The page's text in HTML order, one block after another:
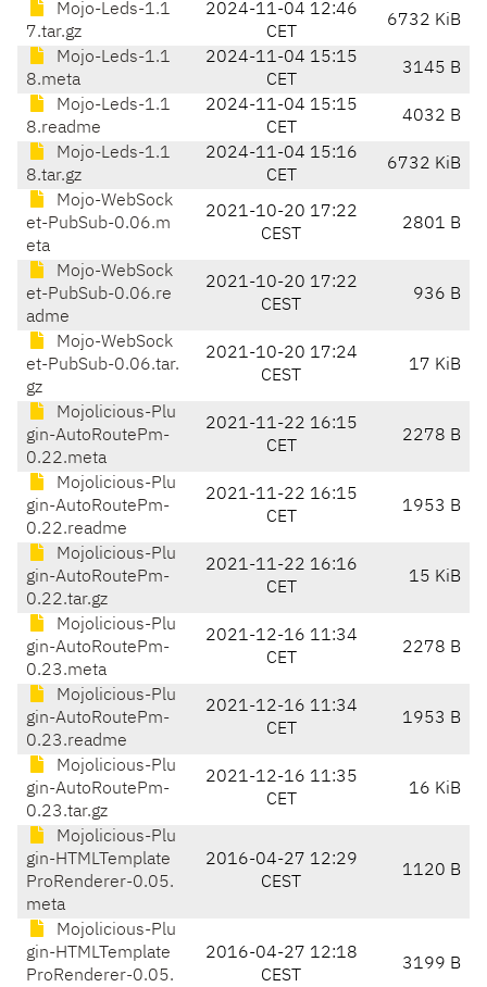
Mojo-Leds-1.1
7.tar.gz
2024-11-04 12:46
CET
6732 KiB
Mojo-Leds-1.1
8.meta
2024-11-04 15:15
CET
3145 B
Mojo-Leds-1.1
8.readme
2024-11-04 15:15
CET
4032 B
Mojo-Leds-1.1
8.tar.gz
2024-11-04 15:16
CET
6732 KiB
Mojo-WebSock
et-PubSub-0.06.m
eta
2021-10-20 17:22
CEST
2801 B
Mojo-WebSock
et-PubSub-0.06.re
adme
2021-10-20 17:22
CEST
936 B
Mojo-WebSock
et-PubSub-0.06.tar.
gz
2021-10-20 17:24
CEST
17 KiB
Mojolicious-Plu
gin-AutoRoutePm-
0.22.meta
2021-11-22 16:15
CET
2278 B
Mojolicious-Plu
gin-AutoRoutePm-
0.22.readme
2021-11-22 16:15
CET
1953 B
Mojolicious-Plu
gin-AutoRoutePm-
0.22.tar.gz
2021-11-22 16:16
CET
15 KiB
Mojolicious-Plu
gin-AutoRoutePm-
0.23.meta
2021-12-16 11:34
CET
2278 B
Mojolicious-Plu
gin-AutoRoutePm-
0.23.readme
2021-12-16 11:34
CET
1953 B
Mojolicious-Plu
gin-AutoRoutePm-
0.23.tar.gz
2021-12-16 11:35
CET
16 KiB
Mojolicious-Plu
gin-HTMLTemplate
ProRenderer-0.05.
meta
2016-04-27 12:29
CEST
1120 B
Mojolicious-Plu
gin-HTMLTemplate
ProRenderer-0.05.
2016-04-27 12:18
CEST
3199 B